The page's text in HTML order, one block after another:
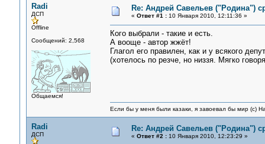
Radi
ДСП
Offline
Сообщений: 2,568
Общаемся!
Re: Андрей Савельев ("Родина")
« Ответ #1 :10 Января 2010, 12:11:36 »
Кого выбрали - такие и есть.
А вооще - автор жжёт!
Глагол его правилен, как и у всякого
(хотелось по резче, но низзя. Мягко
Если бы у меня были казаки, я завоевал бы мир (с)
Radi
ДСП
Re: Андрей Савельев ("Родина")
« Ответ #2 :10 Января 2010, 12:23:29 »